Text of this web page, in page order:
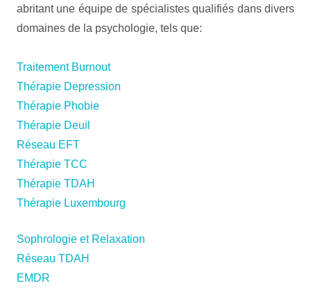
abritant une équipe de spécialistes qualifiés dans divers
domaines de la psychologie, tels que:
Traitement Burnout
Thérapie Depression
Thérapie Phobie
Thérapie Deuil
Réseau EFT
Thérapie TCC
Thérapie TDAH
Thérapie Luxembourg
Sophrologie et Relaxation
Réseau TDAH
EMDR